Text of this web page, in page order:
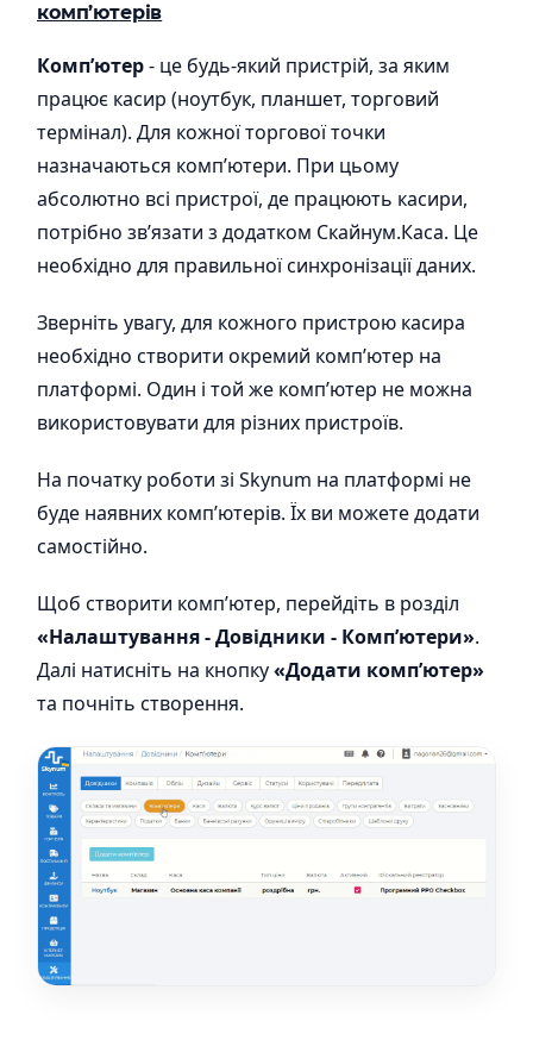
комп’ютерів
Комп’ютер- це будь-який пристрій, за яким
працює касир (ноутбук, планшет, торговий
термінал). Для кожної торгової точки
назначаються комп’ютери. При цьому
абсолютно всі пристрої, де працюють касири,
потрібно зв’язати з додатком Скайнум.Каса. Це
необхідно для правильної синхронізації даних.
Зверніть увагу, для кожного пристрою касира
необхідно створити окремий комп’ютер на
платформі. Один і той же комп’ютер не можна
використовувати для різних пристроїв.
На початку роботи зі Skynum на платформі не
буде наявних комп’ютерів. Їх ви можете додати
самостійно.
Щоб створити комп’ютер, перейдіть в розділ
«Налаштування - Довідники - Комп’ютери».
Далі натисніть на кнопку«Додати комп’ютер»
та почніть створення.